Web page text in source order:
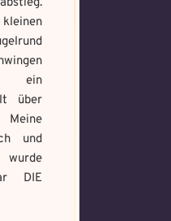
ein
über
und
DIE
Wähle ein beliebiges
Mandala und male es
aus um den Fluch zu
bannen.
benötigst.